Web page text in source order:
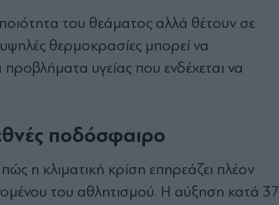
του θεάματος αλλά θέτουν σε
θερμοκρασίες μπορεί να
υγείας που ενδέχεται να
ποδόσφαιρο
η κλιματική κρίση επηρεάζει πλέον
του αθλητισμού. Η αύξηση κατά 37